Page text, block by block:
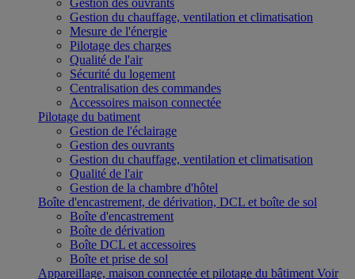
Gestion des ouvrants
Gestion du chauffage, ventilation et climatisation
Mesure de l'énergie
Pilotage des charges
Qualité de l'air
Sécurité du logement
Centralisation des commandes
Accessoires maison connectée
Pilotage du batiment
Gestion de l'éclairage
Gestion des ouvrants
Gestion du chauffage, ventilation et climatisation
Qualité de l'air
Gestion de la chambre d'hôtel
Boîte d'encastrement, de dérivation, DCL et boîte de sol
Boîte d'encastrement
Boîte de dérivation
Boîte DCL et accessoires
Boîte et prise de sol
Appareillage, maison connectée et pilotage du bâtiment Voir